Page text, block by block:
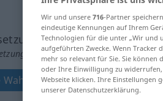
anklicken/antippen)
HauptGrundsatz,
Wir und unsere 716-Partner
eindeutige Kennungen auf Ihrem
Technologien für die unter „Wir und
aufgeführten Zwecke. Wenn Tracker
mehr so relevant für Sie. Sie können
oder Ihre Einwilligung zu
Webseite klicken. Ihre Einstellungen
unserer Datenschutzerklärung.